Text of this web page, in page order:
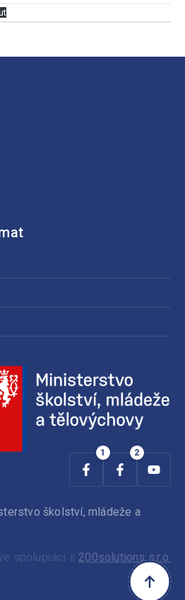
školství, mládeže a
spolupráci s 200solutions s.r.o.